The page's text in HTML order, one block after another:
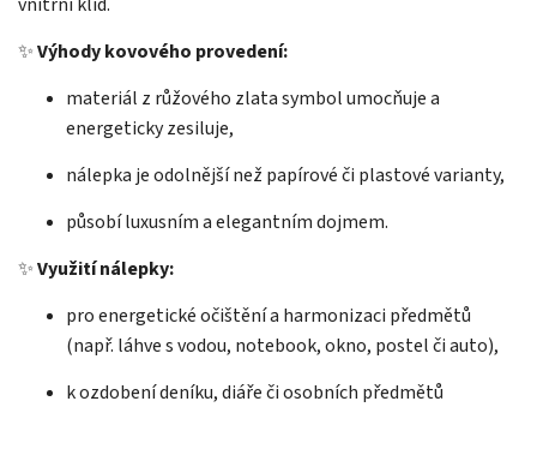
✨Výhody kovového provedení:
materiál z růžového zlata symbol umocňuje a
energeticky zesiluje,
nálepka je odolnější než papírové či plastové varianty,
působí luxusním a elegantním dojmem.
✨Využití nálepky:
pro energetické očištění a harmonizaci předmětů
(např. láhve s vodou, notebook, okno, postel či auto),
k ozdobení deníku, diáře či osobních předmětů